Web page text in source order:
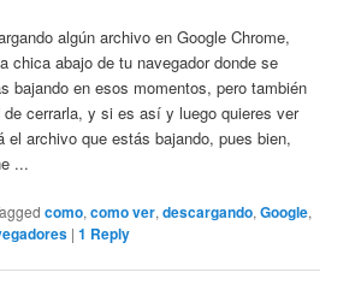
algún archivo en Google Chrome,
chica abajo de tu navegador donde se
bajando en esos momentos, pero también
cerrarla, y si es así y luego quieres ver
el archivo que estás bajando, pues bien,
...
como,como ver,descargando,Google,
|1 Reply